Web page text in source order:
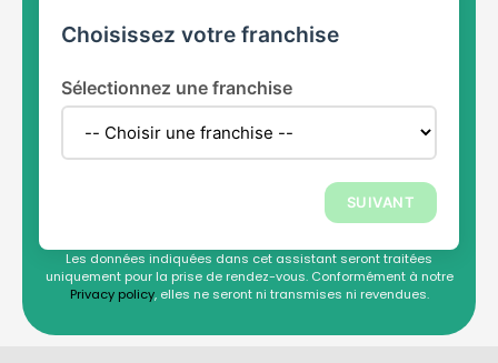
Choisissez votre franchise
Sélectionnez une franchise
SUIVANT
Les données indiquées dans cet assistant seront traitées
uniquement pour la prise de rendez-vous. Conformément à notre
Privacy policy, elles ne seront ni transmises ni revendues.